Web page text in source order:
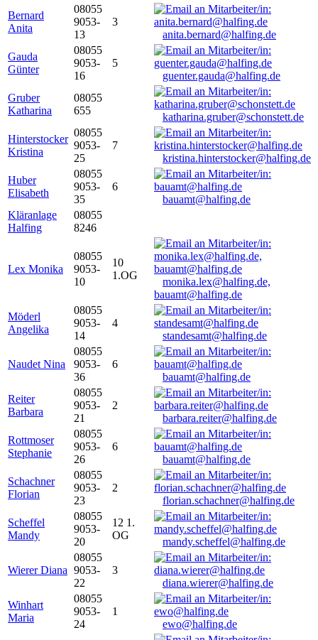
Bernard
Anita
08055
9053-
13
3
anita.bernard@halfing.de
Gauda
Günter
08055
9053-
16
5
guenter.gauda@halfing.de
Gruber
Katharina
08055
655
katharina.gruber@schonstett.de
Hinterstocker
Kristina
08055
9053-
25
7
kristina.hinterstocker@halfing.de
Huber
Elisabeth
08055
9053-
35
6
bauamt@halfing.de
Kläranlage
Halfing
08055
8246
Lex Monika
08055
9053-
10
10
1.OG
monika.lex@halfing.de,
bauamt@halfing.de
Möderl
Angelika
08055
9053-
14
4
standesamt@halfing.de
Naudet Nina
08055
9053-
36
6
bauamt@halfing.de
Reiter
Barbara
08055
9053-
21
2
barbara.reiter@halfing.de
Rottmoser
Stephanie
08055
9053-
26
6
bauamt@halfing.de
Schachner
Florian
08055
9053-
23
2
florian.schachner@halfing.de
Scheffel
Mandy
08055
9053-
20
12 1.
OG
mandy.scheffel@halfing.de
Wierer Diana
08055
9053-
22
3
diana.wierer@halfing.de
Winhart
Maria
08055
9053-
24
1
ewo@halfing.de